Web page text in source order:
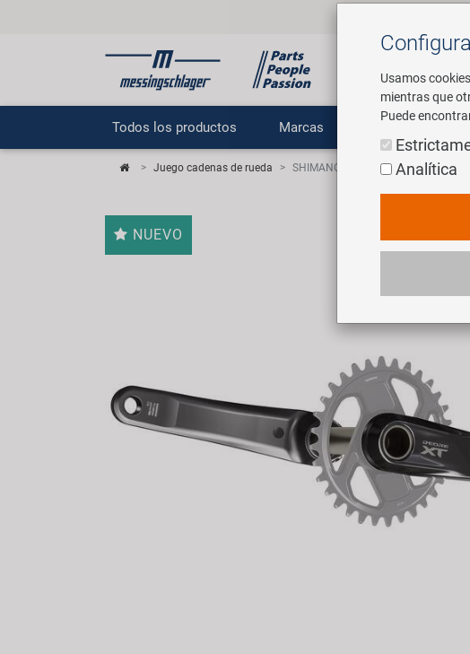
Todos los productos Marcas
Juego cadenas de rueda SHIMANO DEORE XT FC-M8200
NUEVO
Usamos
mientras que
Puede
Analítica